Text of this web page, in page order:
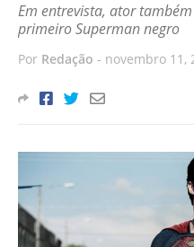
Em entrevista, ator
primeiro Superman negro
Por Redação - novembro 11,